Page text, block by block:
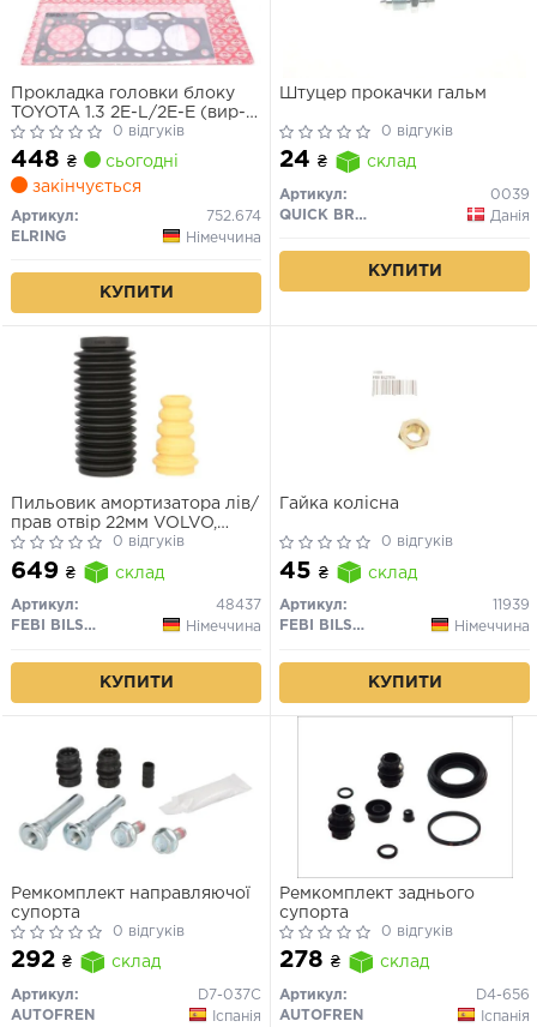
Прокладка головки блоку
TOYOTA 1.3 2E-L/2E-E (вир-
во Elring)
0 відгуків
448 ₴
сьогодні
закінчується
Артикул:
752.674
ELRING
Німеччина
КУПИТИ
Штуцер прокачки гальм
0 відгуків
24 ₴ склад
Артикул:
0039
QUICK BRAKE
Данія
КУПИТИ
Пильовик амортизатора лів/
прав отвір 22мм VOLVO,
FORD
0 відгуків
649 ₴ склад
Артикул:
48437
FEBI BILSTEIN
Німеччина
КУПИТИ
Гайка колісна
0 відгуків
45 ₴ склад
Артикул:
11939
FEBI BILSTEIN
Німеччина
КУПИТИ
Ремкомплект направляючої
супорта
0 відгуків
292 ₴ склад
Артикул:
D7-037C
AUTOFREN
Іспанія
Ремкомплект заднього
супорта
0 відгуків
278 ₴ склад
Артикул:
D4-656
AUTOFREN
Іспанія